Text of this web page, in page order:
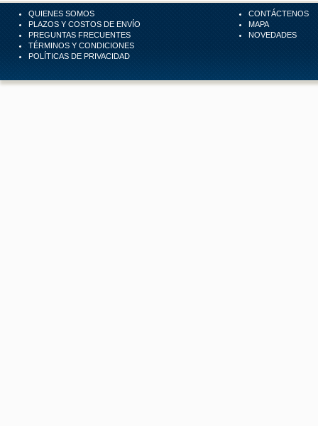
QUIENES SOMOS
PLAZOS Y COSTOS DE ENVÍO
PREGUNTAS FRECUENTES
TÉRMINOS Y CONDICIONES
POLÍTICAS DE PRIVACIDAD
CONTÁCTENOS
MAPA
NOVEDADES